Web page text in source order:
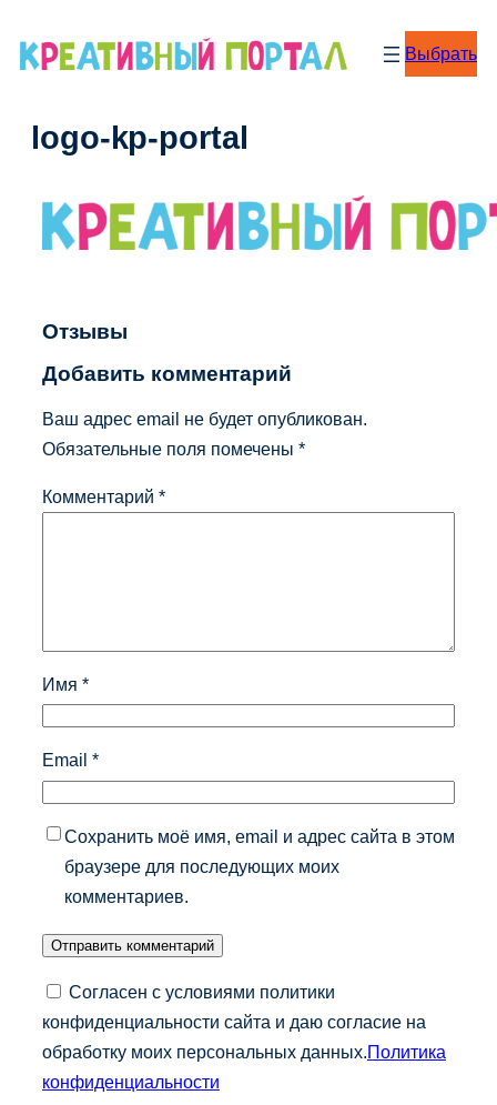
Выбрать
logo-kp-portal
Отзывы
Добавить комментарий
Ваш адрес email не будет опубликован.
Обязательные поля помечены *
Комментарий *
Имя *
Email *
Сохранить моё имя, email и адрес сайта в этом
браузере для последующих моих
комментариев.
Согласен с условиями политики
конфиденциальности сайта и даю согласие на
обработку моих персональных данных.Политика
конфиденциальности